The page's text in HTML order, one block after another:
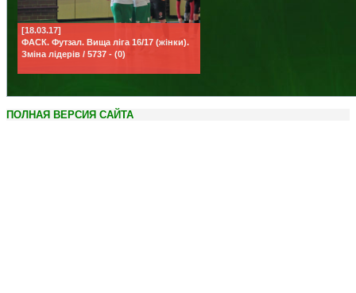
[18.03.17]
ФАСК. Футзал. Вища ліга 16/17 (жінки).
Зміна лідерів / 5737 - (0)
ПОЛНАЯ ВЕРСИЯ САЙТА